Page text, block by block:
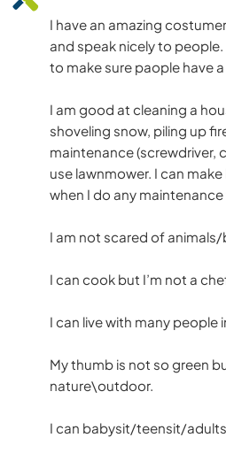
I have an amazing
and speak nicely to people.
to make sure paople have
I am good at cleaning a
shoveling snow, piling up
maintenance (screwdriver,
use lawnmower. I can
when I do any maintenance
I am not scared of
I can cook but I’m not a
I can live with many people
My thumb is not so green
nature\outdoor.
I can babysit/teensit/